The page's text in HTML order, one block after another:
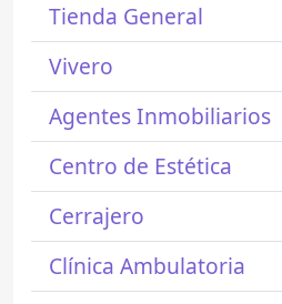
Tienda General
Vivero
Agentes Inmobiliarios
Centro de Estética
Cerrajero
Clínica Ambulatoria